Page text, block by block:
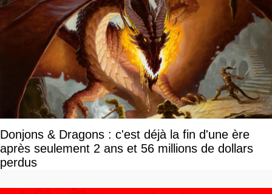
Donjons & Dragons : c'est déjà la fin d'une ère
après seulement 2 ans et 56 millions de dollars
perdus